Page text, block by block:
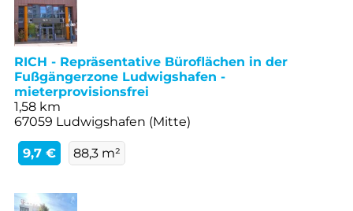
RICH - Repräsentative Büroflächen in der
Fußgängerzone Ludwigshafen -
mieterprovisionsfrei
1,58 km
67059 Ludwigshafen (Mitte)
9,7 € 88,3 m²